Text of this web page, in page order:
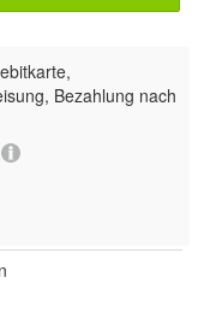
Bezahlung nach